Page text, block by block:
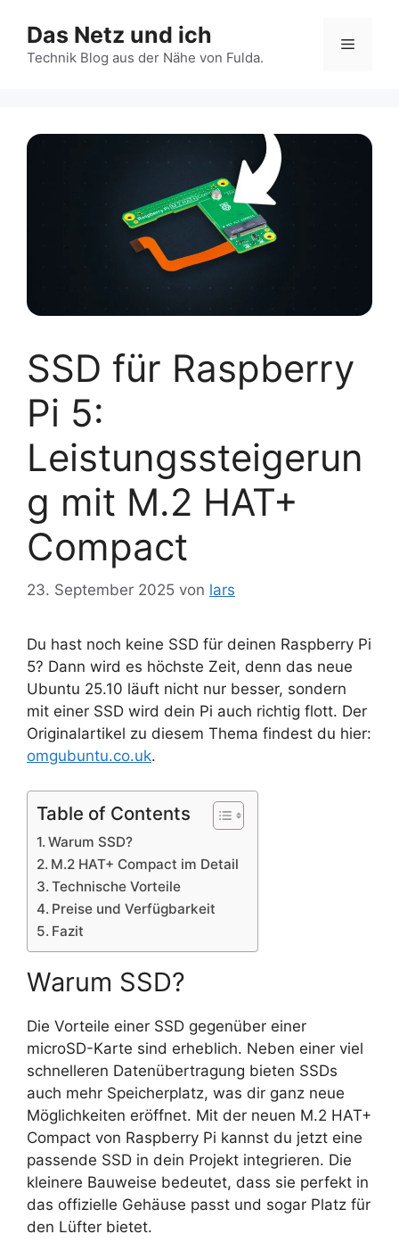
Inhalt
springen
Das Netz und ich
Technik Blog aus der Nähe von Fulda.
Menü
SSD für Raspberry
Pi 5:
Leistungssteigerun
g mit M.2 HAT+
Compact
23. September 2025 von lars
Du hast noch keine SSD für deinen Raspberry Pi
5? Dann wird es höchste Zeit, denn das neue
Ubuntu 25.10 läuft nicht nur besser, sondern
mit einer SSD wird dein Pi auch richtig flott. Der
Originalartikel zu diesem Thema findest du hier:
omgubuntu.co.uk.
Table of Contents
Warum SSD?
M.2 HAT+ Compact im Detail
Technische Vorteile
Preise und Verfügbarkeit
Fazit
Warum SSD?
Die Vorteile einer SSD gegenüber einer
microSD-Karte sind erheblich. Neben einer viel
schnelleren Datenübertragung bieten SSDs
auch mehr Speicherplatz, was dir ganz neue
Möglichkeiten eröffnet. Mit der neuen M.2 HAT+
Compact von Raspberry Pi kannst du jetzt eine
passende SSD in dein Projekt integrieren. Die
kleinere Bauweise bedeutet, dass sie perfekt in
das offizielle Gehäuse passt und sogar Platz für
den Lüfter bietet.